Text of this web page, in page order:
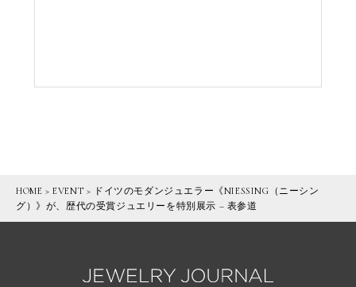
HOME >EVENT > ドイツのモダンジュエラー《NIESSING（ニーシン
グ）》が、歴代の受賞ジュエリーを特別展示 – 表参道